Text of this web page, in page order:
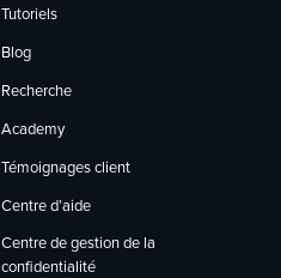
Tutoriels
Blog
Recherche
Academy
Témoignages client
Centre d’aide
Centre de gestion de la
confidentialité